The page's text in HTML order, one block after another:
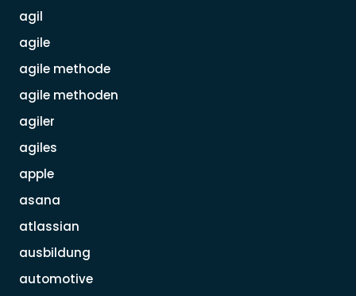
agil
agile
agile methode
agile methoden
agiler
agiles
apple
asana
atlassian
ausbildung
automotive